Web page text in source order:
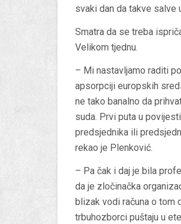
svaki dan da takve salve
Smatra da se treba
Velikom tjednu.
– Mi nastavljamo raditi
apsorpciji europskih
ne tako banalno da
suda. Prvi puta u
predsjednika ili
rekao je Plenković.
– Pa čak i daj je bila
da je zločinačka
blizak vodi računa o tom
trbuhozborci puštaju u